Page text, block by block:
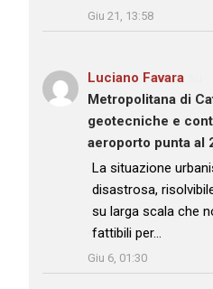
Giu 21, 13:58
Luciano Favara
Metropolitana di
geotecniche e
aeroporto punta al
: “La situazione
disastrosa,
su larga scala che
fattibili per…
Giu 6, 01:30